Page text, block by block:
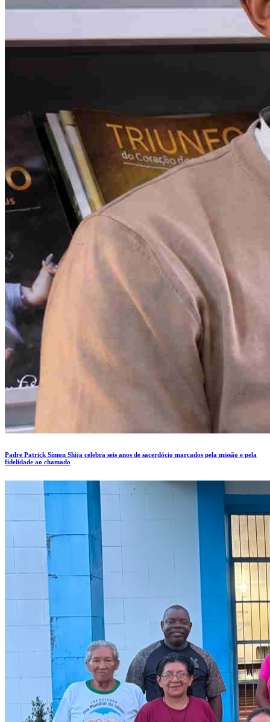
Padre Patrick Simon Shija celebra seis anos de sacerdócio marcados pela missão e pela
fidelidade ao chamado